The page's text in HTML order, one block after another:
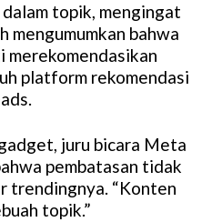
topik, mengingat
mengumumkan bahwa
merekomendasikan
platform rekomendasi
juru bicara Meta
pembatasan tidak
trendingnya. “Konten
topik.”